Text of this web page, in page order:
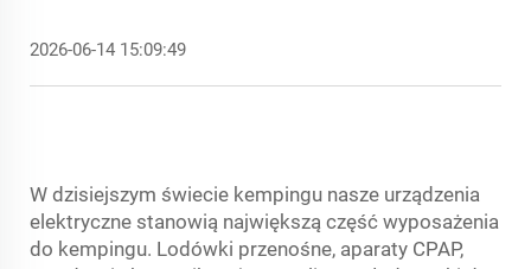
2026-06-14 15:09:49
W dzisiejszym świecie kempingu nasze urządzenia
elektryczne stanowią największą część wyposażenia
do kempingu. Lodówki przenośne, aparaty CPAP,